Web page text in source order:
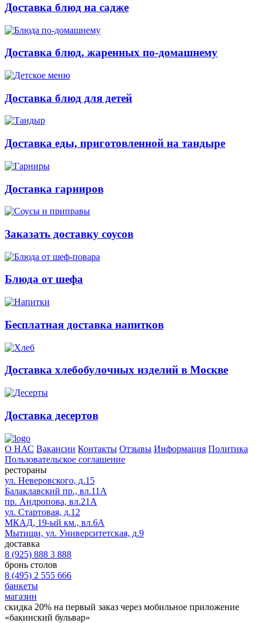
Доставка блюд на садже
Доставка блюд, жаренных по-домашнему
Доставка блюд для детей
Доставка еды, приготовленной на тандыре
Доставка гарниров
Заказать доставку соусов
Блюда от шефа
Бесплатная доставка напитков
Доставка хлебобулочных изделий в Москве
Доставка десертов
О НАС Вакансии Контакты Отзывы Информация Политика
Пользовательское соглашение
рестораны
ул. Неверовского, д.15
Балаклавский пр., вл.11А
пр. Андропова, вл.21А
ул. Стартовая, д.12
МКАД, 19-ый км., вл.6А
Мытищи, ул. Университетская, д.9
доставка
8 (925) 888 3 888
бронь столов
8 (495) 2 555 666
банкеты
магазин
скидка 20% на первый заказ через мобильное приложение
«бакинский бульвар»